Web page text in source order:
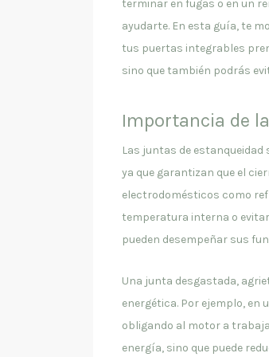
terminar en fugas o en un
ayudarte. En esta guía, te
tus puertas integrables
sino que también podrás
Importancia de
Las juntas de
ya que garantizan que el
electrodomésticos como
temperatura interna o evitar
pueden desempeñar sus
Una junta desgastada,
energética. Por ejemplo, en
obligando al motor a
energía, sino que puede